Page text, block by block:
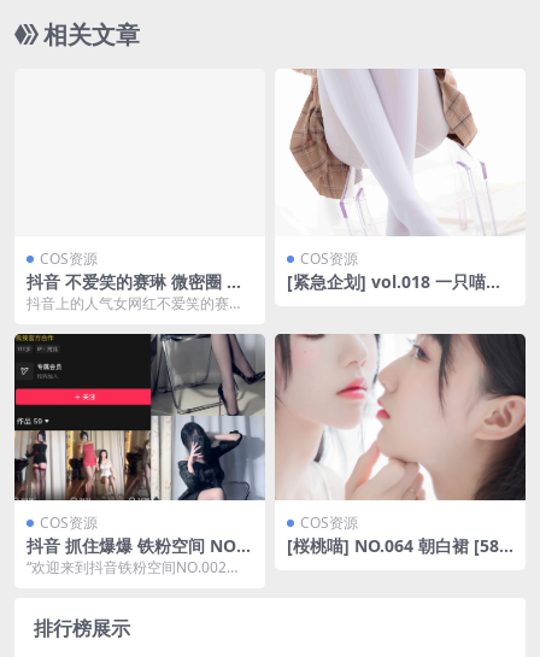
相关文章
COS资源
抖音 不爱笑的赛琳 微密圈 N
O.020期 【18P2V】最新至：
抖音上的人气女网红不爱笑的赛
许多粉丝的喜爱。她平时...
COS资源
[紧急企划] vol.018 一只喵喵
COS资源
抖音 抓住爆爆 铁粉空间 NO.0
02期 【38P2V】最新至：202
“欢迎来到抖音铁粉空间NO.002
COS资源
[桜桃喵] NO.064 朝白裙 [58P
排行榜展示